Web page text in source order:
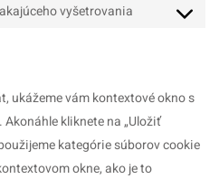
maps
youtube
vyšetrovania
Consent
rôzne
ukážeme vám kontextové okno s
kliknete na „Uložiť
kategórie súborov cookie
okne, ako je to